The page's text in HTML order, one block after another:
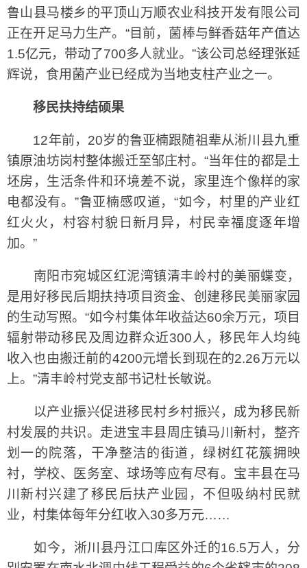
鲁山县马楼乡的平顶山万顺农业科技开发有限公司
正在开足马力生产。“目前，菌棒与鲜香菇年产值达
1.5亿元，带动了700多人就业。”该公司总经理张延
辉说，食用菌产业已经成为当地支柱产业之一。
移民扶持结硕果
12年前，20岁的鲁亚楠跟随祖辈从淅川县九重
镇原油坊岗村整体搬迁至邹庄村。“当年住的都是土
坯房，生活条件和环境差不说，家里连个像样的家
电都没有。”鲁亚楠感叹道，“如今，村里的产业红
红火火，村容村貌日新月异，村民幸福度逐年增
加。”
南阳市宛城区红泥湾镇清丰岭村的美丽蝶变，
是用好移民后期扶持项目资金、创建移民美丽家园
的生动写照。“如今村集体年收益达60余万元，项目
辐射带动移民及周边群众近300人，移民年人均纯
收入也由搬迁前的4200元增长到现在的2.26万元以
上。”清丰岭村党支部书记杜长敏说。
以产业振兴促进移民村乡村振兴，成为移民新
村发展的共识。走进宝丰县周庄镇马川新村，整齐
划一的院落，干净整洁的街道，绿树红花簇拥映
衬，学校、医务室、球场等应有尽有。宝丰县在马
川新村兴建了移民后扶产业园，不但吸纳村民就
业，村集体每年分红收入30多万元……
如今，淅川县丹江口库区外迁的16.5万人，分